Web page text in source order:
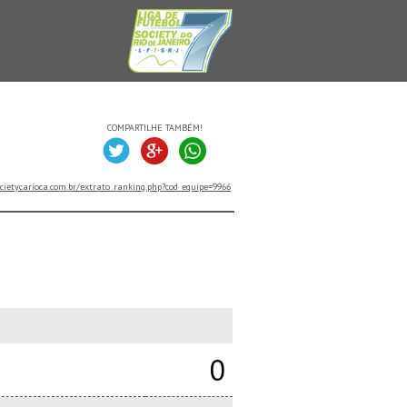
COMPARTILHE TAMBÉM!
extrato_ranking.php?cod_equipe=9966
0